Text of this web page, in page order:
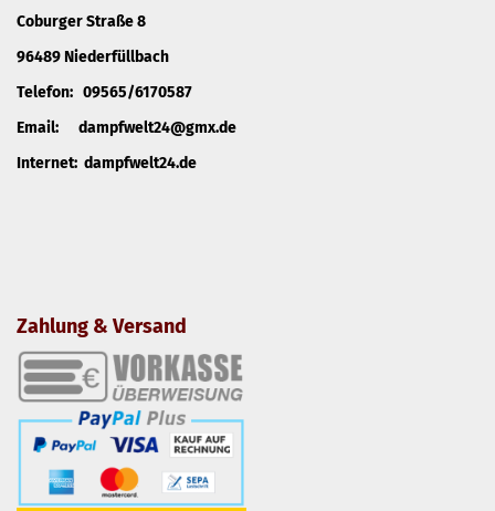
Coburger Straße 8
96489 Niederfüllbach
Telefon: 09565/6170587
Email: dampfwelt24@gmx.de
Internet: dampfwelt24.de
Zahlung & Versand